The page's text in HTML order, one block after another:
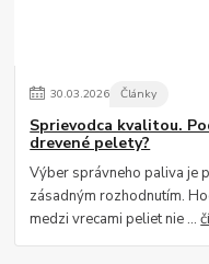
30.03.2026 Články
Sprievodca kvalitou.
drevené pelety?
Výber správneho paliva je
zásadným rozhodnutím.
medzi vrecami peliet nie ...